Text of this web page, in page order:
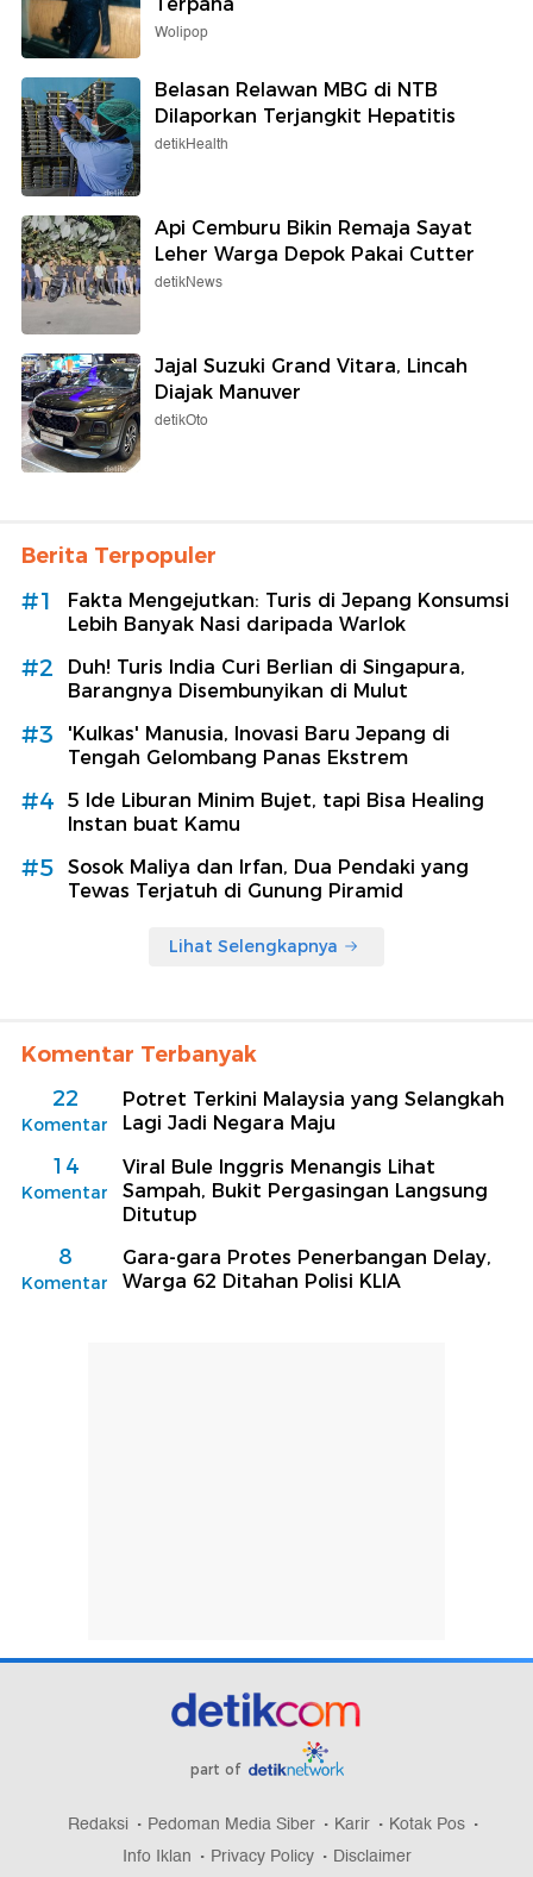
Wolipop
Belasan Relawan MBG di NTB
Dilaporkan Terjangkit Hepatitis
detikHealth
Api Cemburu Bikin Remaja Sayat
Leher Warga Depok Pakai Cutter
detikNews
Jajal Suzuki Grand Vitara, Lincah
Diajak Manuver
detikOto
Berita Terpopuler
#1
Fakta Mengejutkan: Turis di Jepang Konsumsi
Lebih Banyak Nasi daripada Warlok
#2
Duh! Turis India Curi Berlian di Singapura,
Barangnya Disembunyikan di Mulut
#3
'Kulkas' Manusia, Inovasi Baru Jepang di
Tengah Gelombang Panas Ekstrem
#4
5 Ide Liburan Minim Bujet, tapi Bisa Healing
Instan buat Kamu
#5
Sosok Maliya dan Irfan, Dua Pendaki yang
Tewas Terjatuh di Gunung Piramid
Lihat Selengkapnya
Komentar Terbanyak
22
Komentar
Potret Terkini Malaysia yang Selangkah
Lagi Jadi Negara Maju
14
Komentar
Viral Bule Inggris Menangis Lihat
Sampah, Bukit Pergasingan Langsung
Ditutup
8
Komentar
Gara-gara Protes Penerbangan Delay,
Warga 62 Ditahan Polisi KLIA
part of
Redaksi Pedoman Media Siber Karir
Kotak Pos
Info Iklan
Privacy Policy Disclaimer